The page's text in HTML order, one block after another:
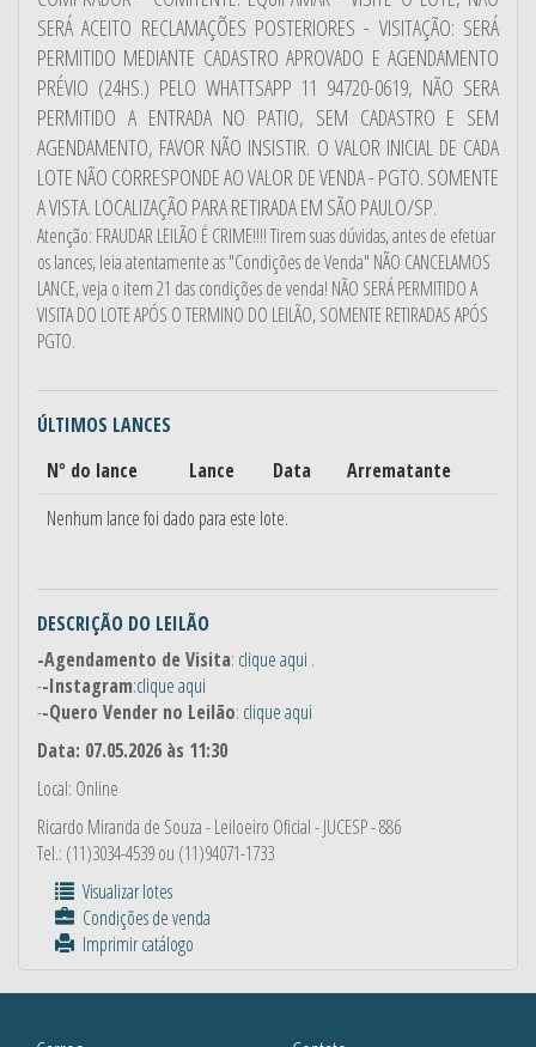
SERÁ ACEITO RECLAMAÇÕES POSTERIORES - VISITAÇÃO: SERÁ
PERMITIDO MEDIANTE CADASTRO APROVADO E AGENDAMENTO
PRÉVIO (24HS.) PELO WHATTSAPP 11 94720-0619, NÃO SERA
PERMITIDO A ENTRADA NO PATIO, SEM CADASTRO E SEM
AGENDAMENTO, FAVOR NÃO INSISTIR. O VALOR INICIAL DE CADA
LOTE NÃO CORRESPONDE AO VALOR DE VENDA - PGTO. SOMENTE
A VISTA. LOCALIZAÇÃO PARA RETIRADA EM SÃO PAULO/SP.
Atenção: FRAUDAR LEILÃO É CRIME!!!! Tirem suas dúvidas, antes de efetuar
os lances, leia atentamente as "Condições de Venda" NÃO CANCELAMOS
LANCE, veja o item 21 das condições de venda! NÃO SERÁ PERMITIDO A
VISITA DO LOTE APÓS O TERMINO DO LEILÃO, SOMENTE RETIRADAS APÓS
PGTO.
ÚLTIMOS LANCES
Nº do lance
Lance Data
Arrematante
Nenhum lance foi dado para este lote.
DESCRIÇÃO DO LEILÃO
-Agendamento de Visita: clique aqui .
--Instagram:clique aqui
--Quero Vender no Leilão: clique aqui
Data: 07.05.2026 às 11:30
Local: Online
Ricardo Miranda de Souza- Leiloeiro Oficial - JUCESP - 886
Tel.: (11)3034-4539 ou (11)94071-1733
Visualizar lotes
Condições de venda
Imprimir catálogo